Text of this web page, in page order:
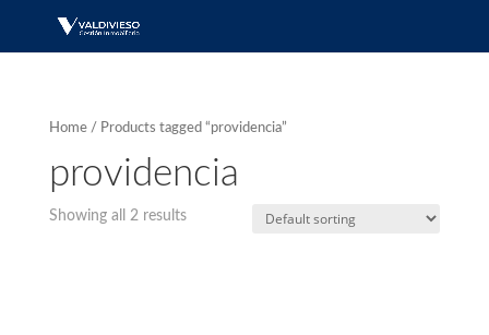
Home/ Products tagged “providencia”
providencia
Showing all 2 results